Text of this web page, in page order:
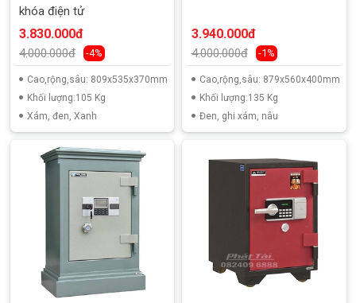
khóa điện tử
3.830.000đ
4.000.000đ -4%
Cao,rộng,sâu: 809x535x370mm
Khối lượng:105 Kg
Xám, đen, Xanh
3.940.000đ
4.000.000đ -1%
Cao,rộng,sâu: 879x560x400mm
Khối lượng:135 Kg
Đen, ghi xám, nâu